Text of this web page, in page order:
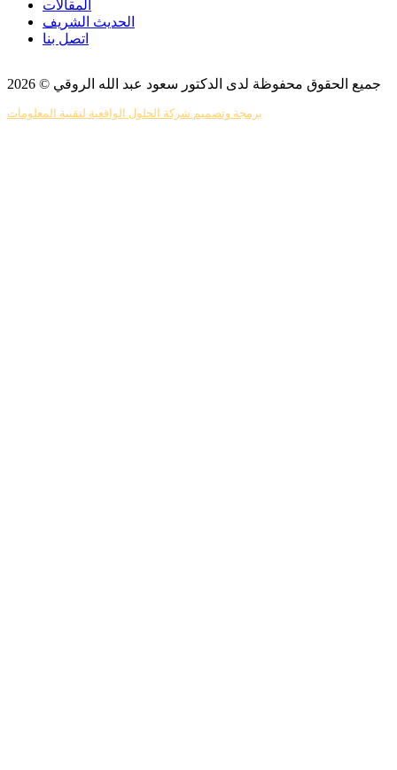
المقالات
الحديث الشريف
اتصل بنا
جميع الحقوق محفوظة لدى الدكتور سعود عبد الله الروقي © 2026
برمجة وتصميم شركة الحلول الواقعية لتقنية المعلومات